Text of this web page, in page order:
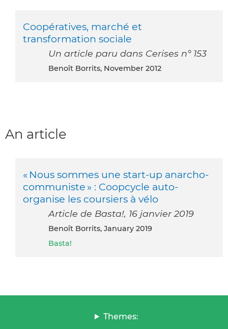
Coopératives, marché et
transformation sociale
Un article paru dans Cerises n° 153
Benoît Borrits, November 2012
An article
« Nous sommes une start-up anarcho-
communiste » : Coopcycle auto-
organise les coursiers à vélo
Article de Basta!, 16 janvier 2019
Benoît Borrits, January 2019
Basta!
Themes: